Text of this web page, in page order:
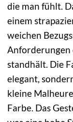
die man fühlt.
einem
weichen
Anforderungen
standhält. Die
elegant,
kleine
Farbe. Das